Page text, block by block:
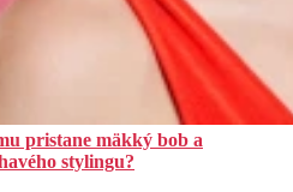
pristane mäkký bob a
stylingu?